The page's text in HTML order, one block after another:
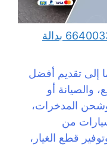
ونش كرين سطحة ام الهيمان 66400336 بدالة
إلى تقديم أفضل
والصيانة أو
وشحن المدخرات،
من
قطع الغيار،